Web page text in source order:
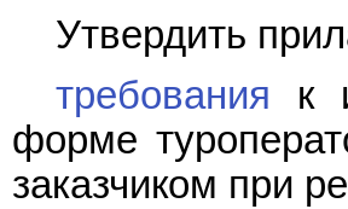
Утвердить
требования к
форме
заказчиком при